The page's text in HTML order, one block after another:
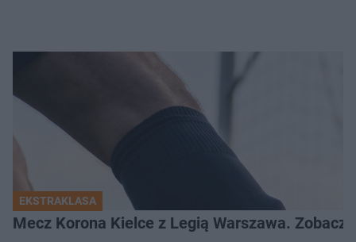
EKSTRAKLASA
Mecz Korona Kielce z Legią Warszawa. Zobacz